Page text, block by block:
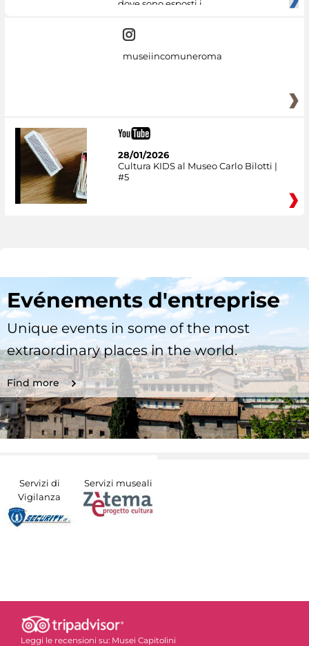
dove sono esposti i
museiincomuneroma
28/01/2026
Cultura KIDS al Museo Carlo Bilotti |
#5
Evénements d'entreprise
Unique events in some of the most
extraordinary places in the world.
Find more
Servizi di
Vigilanza
Servizi museali
Leggi le recensioni su: Musei Capitolini